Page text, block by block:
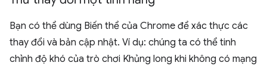
Bạn có thể dùng Biến thể của Chrome để xác thực các
thay đổi và bản cập nhật. Ví dụ: chúng ta có thể tinh
chỉnh độ khó của trò chơi Khủng long khi không có mạng